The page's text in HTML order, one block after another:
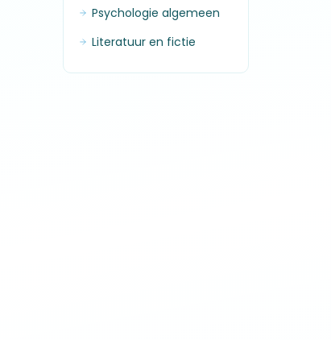
Psychologie algemeen
Literatuur en fictie